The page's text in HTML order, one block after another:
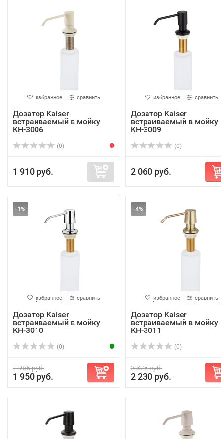
избранное сравнить
Дозатор Kaiser
встраиваемый в мойку
KH-3006
(0)
1 910 руб.
избранное сравнить
Дозатор Kaiser
встраиваемый в мойку
KH-3009
(0)
2 060 руб.
-1%
избранное сравнить
Дозатор Kaiser
встраиваемый в мойку
KH-3010
(0)
1 965 руб.
1 950 руб.
-4%
избранное сравнить
Дозатор Kaiser
встраиваемый в мойку
KH-3011
(0)
2 328 руб.
2 230 руб.